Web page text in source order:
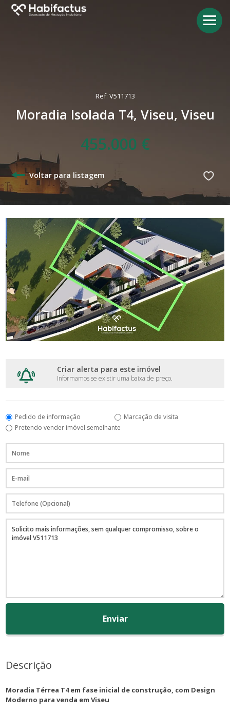
Ref: V511713
Moradia Isolada T4, Viseu, Viseu
455.000 €
Voltar para listagem
Criar alerta para este imóvel
Informamos se existir uma baixa de preço.
Pedido de informação
Marcação de visita
Pretendo vender imóvel semelhante
Enviar
Descrição
Moradia Térrea T4 em fase inicial de construção, com Design
Moderno para venda em Viseu